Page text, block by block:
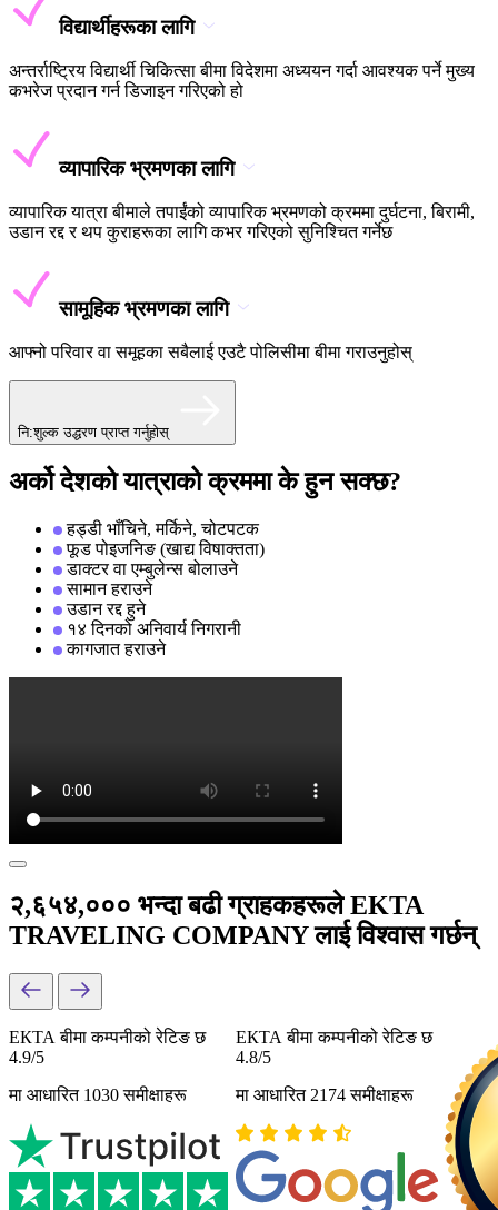
विद्यार्थीहरूका लागि
अन्तर्राष्ट्रिय विद्यार्थी चिकित्सा बीमा विदेशमा अध्ययन गर्दा आवश्यक पर्ने मुख्य
कभरेज प्रदान गर्न डिजाइन गरिएको हो
व्यापारिक भ्रमणका लागि
व्यापारिक यात्रा बीमाले तपाईंको व्यापारिक भ्रमणको क्रममा दुर्घटना, बिरामी,
उडान रद्द र थप कुराहरूका लागि कभर गरिएको सुनिश्चित गर्नेछ
सामूहिक भ्रमणका लागि
आफ्नो परिवार वा समूहका सबैलाई एउटै पोलिसीमा बीमा गराउनुहोस्
नि:शुल्क उद्धरण प्राप्त गर्नुहोस्
अर्को देशको यात्राको क्रममा के हुन सक्छ?
हड्डी भाँचिने, मर्किने, चोटपटक
फूड पोइजनिङ (खाद्य विषाक्तता)
डाक्टर वा एम्बुलेन्स बोलाउने
सामान हराउने
उडान रद्द हुने
१४ दिनको अनिवार्य निगरानी
कागजात हराउने
२,६५४,००० भन्दा बढी ग्राहकहरूले EKTA
TRAVELING COMPANY लाई विश्वास गर्छन्
ЕКТА बीमा कम्पनीको रेटिङ छ
4.9/5
मा आधारित 1030 समीक्षाहरू
ЕКТА बीमा कम्पनीको रेटिङ छ
4.8/5
मा आधारित 2174 समीक्षाहरू